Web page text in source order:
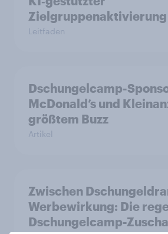
Leitfaden
Dschungelcamp-
McDonald’s und
größtem Buzz
Artikel
Zwischen
Werbewirkung: Die
Dschungelcamp-